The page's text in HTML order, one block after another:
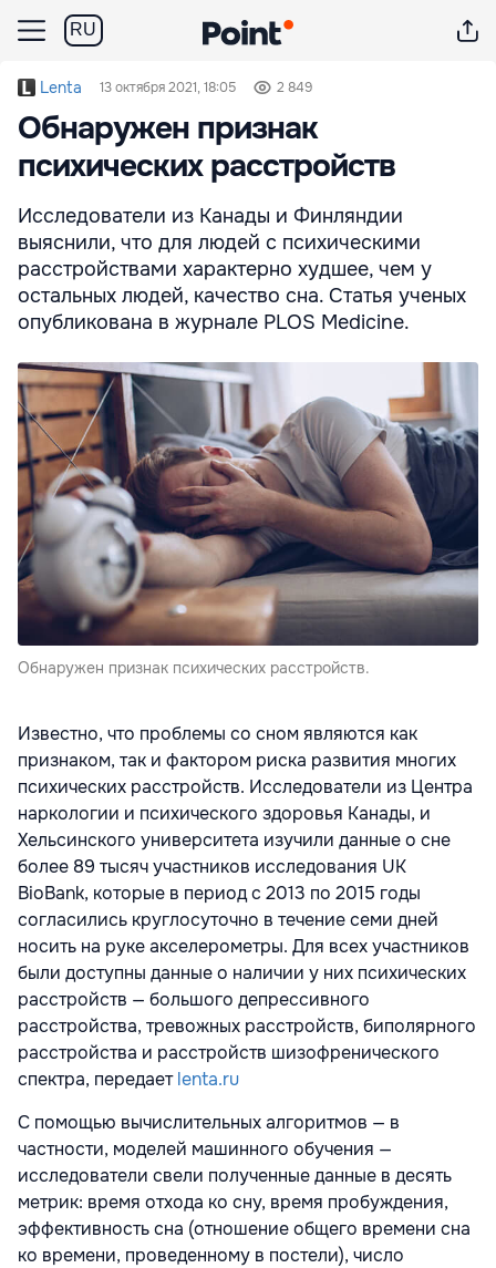
RU
Lenta 13 октября 2021, 18:05 2 849
Обнаружен признак
психических расстройств
Исследователи из Канады и Финляндии
выяснили, что для людей с психическими
расстройствами характерно худшее, чем у
остальных людей, качество сна. Статья ученых
опубликована в журнале PLOS Medicine.
Обнаружен признак психических расстройств.
Известно, что проблемы со сном являются как
признаком, так и фактором риска развития многих
психических расстройств. Исследователи из Центра
наркологии и психического здоровья Канады, и
Хельсинского университета изучили данные о сне
более 89 тысяч участников исследования UK
BioBank, которые в период с 2013 по 2015 годы
согласились круглосуточно в течение семи дней
носить на руке акселерометры. Для всех участников
были доступны данные о наличии у них психических
расстройств — большого депрессивного
расстройства, тревожных расстройств, биполярного
расстройства и расстройств шизофренического
спектра, передаетlenta.ru
С помощью вычислительных алгоритмов — в
частности, моделей машинного обучения —
исследователи свели полученные данные в десять
метрик: время отхода ко сну, время пробуждения,
эффективность сна (отношение общего времени сна
ко времени, проведенному в постели), число